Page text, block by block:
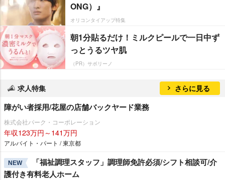
ONG）』
オリコンタイアップ特集
朝1分貼るだけ！ミルクピールで一日中ず
っとうるツヤ肌
（PR）サボリーノ
求人特集 さらに見る
障がい者採用/花屋の店舗バックヤード業務
株式会社パーク・コーポレーション
年収123万円～141万円
アルバイト・パート / 東京都
NEW
「福祉調理スタッフ」調理師免許必須/シフト相談可/介
護付き有料老人ホーム